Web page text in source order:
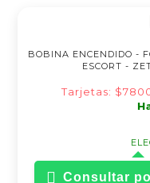
BOBINA ENCENDIDO -
ESCORT -
Tarjetas:
Consultar